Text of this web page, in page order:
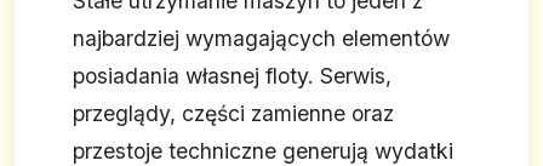
najbardziej wymagających elementów
posiadania własnej floty. Serwis,
przeglądy, części zamienne oraz
przestoje techniczne generują wydatki